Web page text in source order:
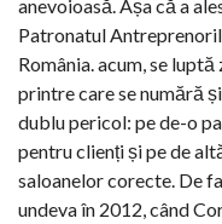
anevoioasă. Așa că a
Patronatul
România. acum, se
printre care se numără
dublu pericol: pe de-o
pentru clienți și pe de
saloanelor corecte. De
undeva în 2012, când